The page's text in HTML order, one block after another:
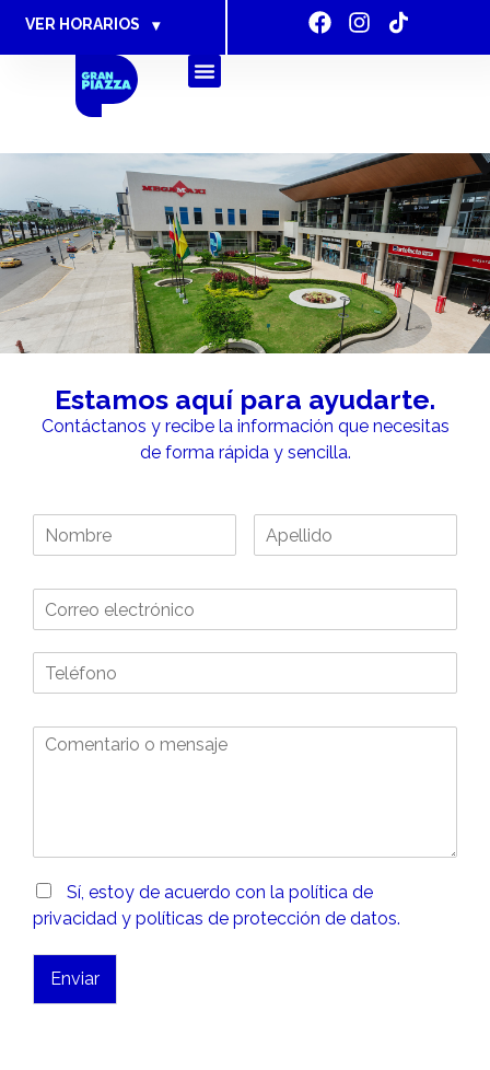
VER HORARIOS ▾
Estamos aquí para ayudarte.
Contáctanos y recibe la información que necesitas
de forma rápida y sencilla.
Sí, estoy de acuerdo con la política de
privacidad y políticas de protección de datos.
Enviar